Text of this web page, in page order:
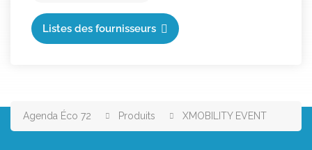
Listes des fournisseurs
Agenda Éco 72 Produits XMOBILITY EVENT